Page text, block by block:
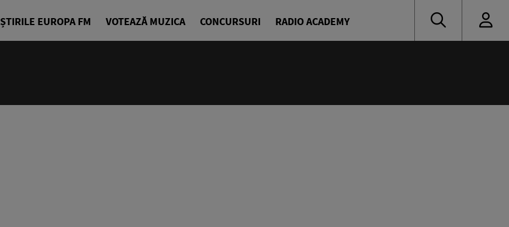
ȘTIRILE EUROPA FM VOTEAZĂ MUZICA CONCURSURI RADIO ACADEMY